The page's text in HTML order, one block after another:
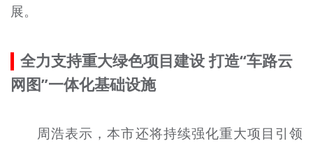
展。
全力支持重大绿色项目建设 打造“车路云
网图”一体化基础设施
周浩表示，本市还将持续强化重大项目引领